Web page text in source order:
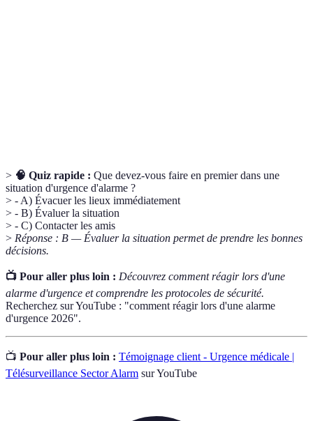
> 🧠 Quiz rapide : Que devez-vous faire en premier dans une
situation d'urgence d'alarme ?
> - A) Évacuer les lieux immédiatement
> - B) Évaluer la situation
> - C) Contacter les amis
> Réponse : B — Évaluer la situation permet de prendre les bonnes
décisions.
📺 Pour aller plus loin : Découvrez comment réagir lors d'une
alarme d'urgence et comprendre les protocoles de sécurité.
Recherchez sur YouTube : "comment réagir lors d'une alarme
d'urgence 2026".
📺 Pour aller plus loin : Témoignage client - Urgence médicale |
Télésurveillance Sector Alarm sur YouTube